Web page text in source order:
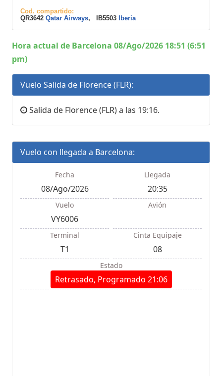
Cod. compartido:
QR3642 Qatar Airways, IB5503 Iberia
Hora actual de Barcelona 08/Ago/2026 18:51 (6:51
pm)
Vuelo Salida de Florence (FLR):
Salida de Florence (FLR) a las 19:16.
Vuelo con llegada a Barcelona:
Fecha
08/Ago/2026
Llegada
20:35
Vuelo
VY6006
Avión
Terminal
T1
Cinta Equipaje
08
Estado
Retrasado, Programado 21:06